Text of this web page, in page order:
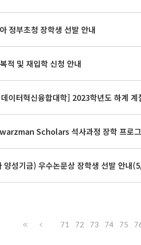
정부초청 장학생 선발 안내
적 및 재입학 신청 안내
이터혁신융합대학] 2023학년도 하계 계
Scholars 석사과정 장학 프로
양성기금) 우수논문상 장학생 선발 안내
71 72 73 74 75